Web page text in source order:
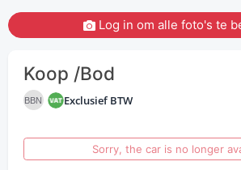
Log in om alle foto's te
Koop /Bod
BBN Exclusief BTW
Sorry, the car is no longer